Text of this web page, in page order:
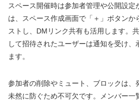
スペース開催時は参加者管理や公開設定
は、スペース作成画面で「＋」ボタンか
ストし、DMリンク共有も活用します。
して招待されたユーザーは通知を受け、
ます。
参加者の削除やミュート、ブロックは、
未然に防ぐため不可欠です。メンバー一